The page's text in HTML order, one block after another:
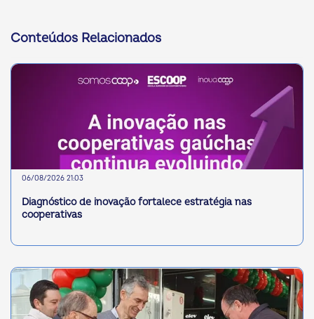
Conteúdos Relacionados
06/08/2026 21:03
Diagnóstico de inovação fortalece estratégia nas
cooperativas